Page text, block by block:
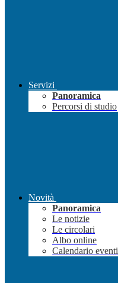
Servizi
Panoramica
Percorsi di studio
Novità
Panoramica
Le notizie
Le circolari
Albo online
Calendario eventi